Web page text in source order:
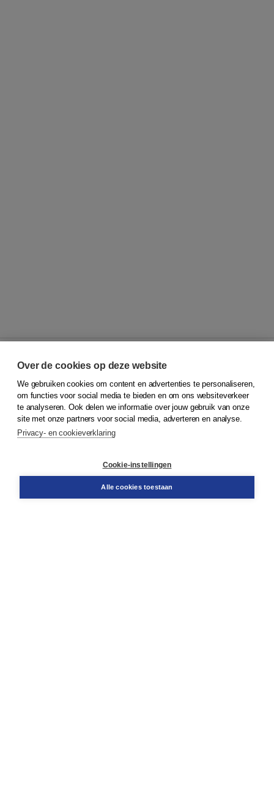
© 2026Koninklijke Boom uitgevers
Klantenservice
Service & informatie
Contact
Over de cookies op deze website
We gebruiken cookies om content en advertenties te personaliseren,
om functies voor social media te bieden en om ons websiteverkeer
te analyseren. Ook delen we informatie over jouw gebruik van onze
site met onze partners voor social media, adverteren en analyse.
Privacy- en cookieverklaring
Cookie-instellingen
Alle cookies toestaan